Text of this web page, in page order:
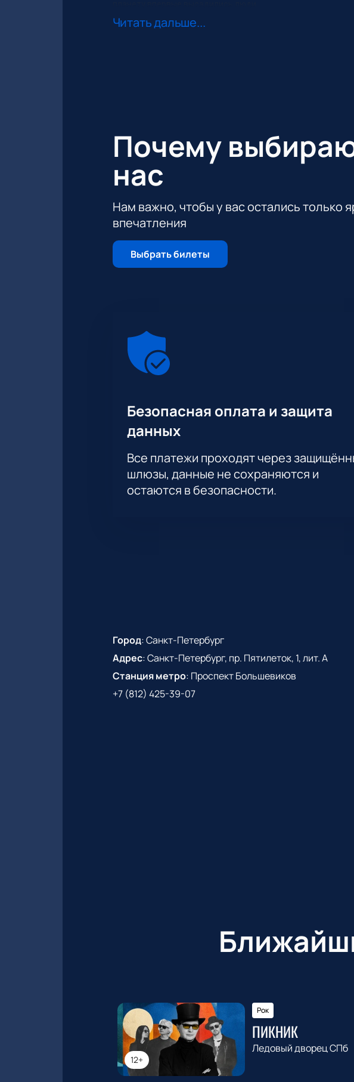
Реалистичные костюмы
Читать дальше...
Почему
нас
Нам важно, чтобы у вас остались только
впечатления
Выбрать билеты
Безопасная оплата и защита
данных
Все платежи проходят через
шлюзы, данные не сохраняются и
остаются в безопасности.
Город:Санкт-Петербург
Адрес:Санкт-Петербург, пр. Пятилеток, 1, лит. А
Станция метро: Проспект Большевиков
+7 (812) 425-39-07
12+
Рок
ПИКНИК
Ледовый дворец СПб